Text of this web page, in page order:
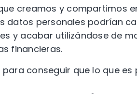
creamos y compartimos
datos personales podrían
y acabar utilizándose de
financieras.
conseguir que lo que es